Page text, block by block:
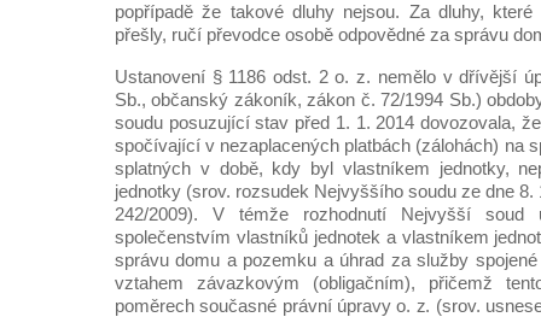
popřípadě že takové dluhy nejsou. Za dluhy, které
přešly, ručí převodce osobě odpovědné za správu
Ustanovení § 1186 odst. 2 o. z. nemělo v dřívější
Sb., občanský zákoník, zákon č. 72/1994 Sb.)
soudu posuzující stav před 1. 1. 2014 dovozovala,
spočívající v nezaplacených platbách (zálohách) na
splatných v době, kdy byl vlastníkem jednotky,
jednotky (srov. rozsudek Nejvyššího soudu ze dne 8.
242/2009). V témže rozhodnutí Nejvyšší
společenstvím vlastníků jednotek a vlastníkem
správu domu a pozemku a úhrad za služby
vztahem závazkovým (obligačním), přičemž
poměrech současné právní úpravy o. z. (srov.